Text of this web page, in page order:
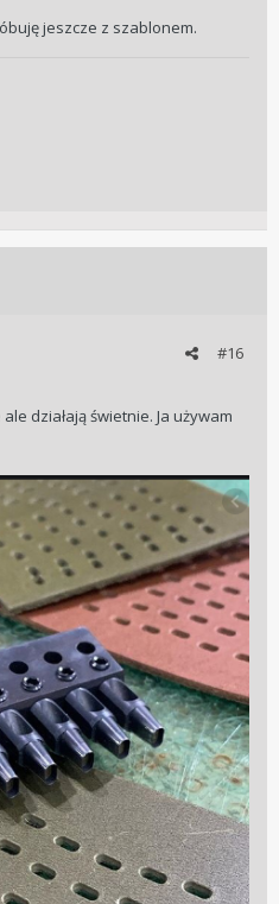
jeszcze z szablonem.
#16
działają świetnie. Ja używam